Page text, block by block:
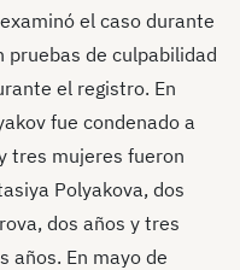
el caso durante
pruebas de culpabilidad
el registro. En
fue condenado a
tres mujeres fueron
Polyakova, dos
dos años y tres
años. En mayo de